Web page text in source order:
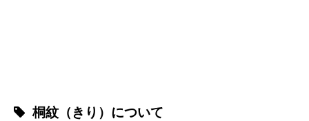
桐紋（きり） について